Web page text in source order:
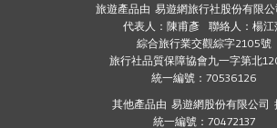
旅遊產品由 易遊網旅行社股份有限
代表人：陳甫彥 聯絡人：楊江
綜合旅行業交觀綜字2105號
旅行社品質保障協會九一字第北
統一編號：70536126
其他產品由 易遊網股份有限公司
統一編號：70472137